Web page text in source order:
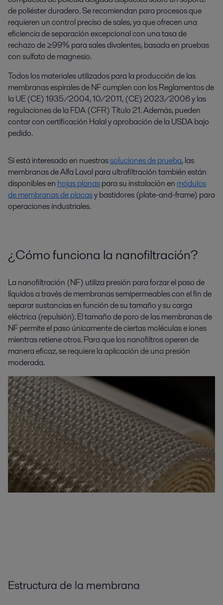
de poliéster duradero. Se recomiendan para procesos que
requieren un control preciso de sales, ya que ofrecen una
eficiencia de separación excepcional con una tasa de
rechazo de ≥99% para sales divalentes, basada en pruebas
con sulfato de magnesio.
Todos los materiales utilizados para la producción de las
membranas espirales de NF cumplen con los Reglamentos de
la UE (CE) 1935/2004, 10/2011, (CE) 2023/2006 y las
regulaciones de la FDA (CFR) Título 21. Además, pueden
contar con certificación Halal y aprobación de la USDA bajo
pedido.
Si está interesado en nuestrassoluciones de prueba, las
membranas de Alfa Laval para ultrafiltración también están
disponibles en hojas planaspara su instalación en módulos
de membranas de placasy bastidores (plate-and-frame) para
operaciones industriales.
¿Cómo funciona la nanofiltración?
La nanofiltración (NF) utiliza presión para forzar el paso de
líquidos a través de membranas semipermeables con el fin de
separar sustancias en función de su tamaño y su carga
eléctrica (repulsión). El tamaño de poro de las membranas de
NF permite el paso únicamente de ciertas moléculas e iones
mientras retiene otros. Para que los nanofiltros operen de
manera eficaz, se requiere la aplicación de una presión
moderada.
Estructura de la membrana